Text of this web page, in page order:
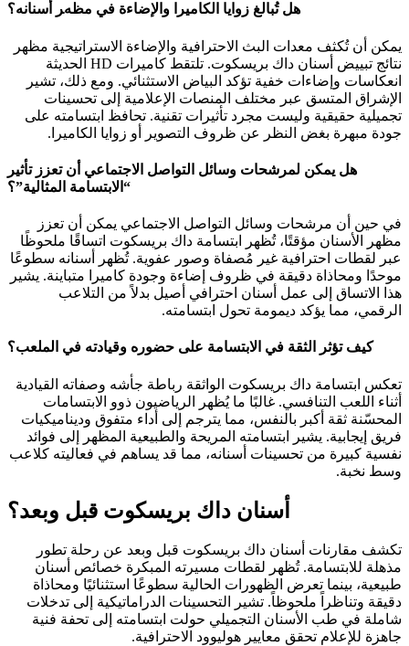
هل تُبالغ زوايا الكاميرا والإضاءة في مظهر أسنانه؟
يمكن أن تُكثف معدات البث الاحترافية والإضاءة الاستراتيجية مظهر
نتائج تبييض أسنان داك بريسكوت. تلتقط كاميرات HD الحديثة
انعكاسات وإضاءات خفية تؤكد البياض الاستثنائي. ومع ذلك، تشير
الإشراق المتسق عبر مختلف المنصات الإعلامية إلى تحسينات
تجميلية حقيقية وليست مجرد تأثيرات تقنية. تحافظ ابتسامته على
جودة مبهرة بغض النظر عن ظروف التصوير أو زوايا الكاميرا.
هل يمكن لمرشحات وسائل التواصل الاجتماعي أن تعزز تأثير
“الابتسامة المثالية”؟
في حين أن مرشحات وسائل التواصل الاجتماعي يمكن أن تعزز
مظهر الأسنان مؤقتًا، تُظهر ابتسامة داك بريسكوت اتساقًا ملحوظًا
عبر لقطات احترافية غير مُصفاة وصور عفوية. تُظهر أسنانه سطوعًا
موحدًا ومحاذاة دقيقة في ظروف إضاءة وجودة كاميرا متباينة. يشير
هذا الاتساق إلى عمل أسنان احترافي أصيل بدلاً من التلاعب
الرقمي، مما يؤكد ديمومة تحول ابتسامته.
كيف تؤثر الثقة في الابتسامة على حضوره وقيادته في الملعب؟
تعكس ابتسامة داك بريسكوت الواثقة رباطة جأشه وصفاته القيادية
أثناء اللعب التنافسي. غالبًا ما يُظهر الرياضيون ذوو الابتسامات
المحسّنة ثقة أكبر بالنفس، مما يترجم إلى أداء متفوق وديناميكيات
فريق إيجابية. يشير ابتسامته المريحة والطبيعية المظهر إلى فوائد
نفسية كبيرة من تحسينات أسنانه، مما قد يساهم في فعاليته كلاعب
وسط نخبة.
أسنان داك بريسكوت قبل وبعد؟
تكشف مقارنات أسنان داك بريسكوت قبل وبعد عن رحلة تطور
مذهلة للابتسامة. تُظهر لقطات مسيرته المبكرة خصائص أسنان
طبيعية، بينما تعرض الظهورات الحالية سطوعًا استثنائيًا ومحاذاة
دقيقة وتناظراً ملحوظاً. تشير التحسينات الدراماتيكية إلى تدخلات
شاملة في طب الأسنان التجميلي حولت ابتسامته إلى تحفة فنية
جاهزة للإعلام تحقق معايير هوليوود الاحترافية.